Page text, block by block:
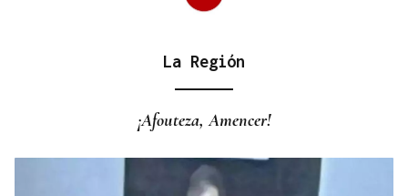
entrada a las termas de Outariz
La Región
¡Afouteza, Amencer!